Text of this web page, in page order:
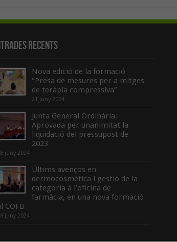
recents
Nova edició de la formació
“Presa de mesures per a mitges
de teràpia compressiva”
21 juny 2024
Junta General Ordinària:
Aprovada per unanimitat la
liquidació del pressupost de
2023
juny 2024
Últims avenços en
dermocosmètica i gestió de la
categoria a l’oficina de
farmàcia, en una nova formació
COFB
juny 2024